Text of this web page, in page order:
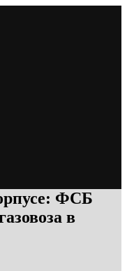
ФСБ
в